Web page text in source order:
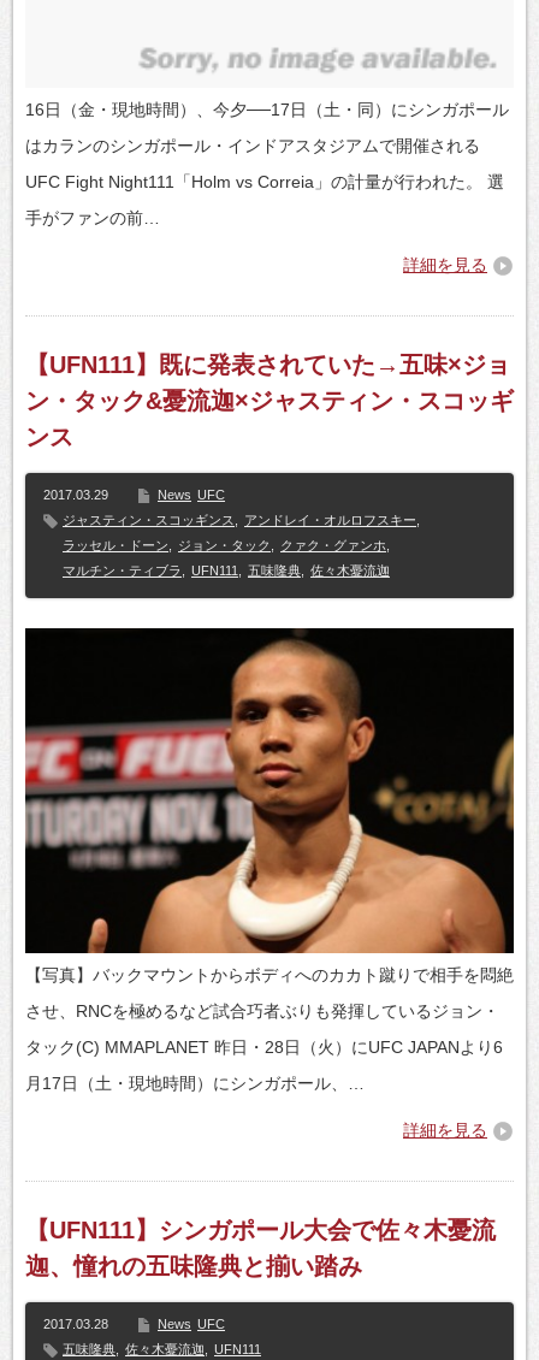
16日（金・現地時間）、今夕──17日（土・同）にシンガポール
はカランのシンガポール・インドアスタジアムで開催される
UFC Fight Night111「Holm vs Correia」の計量が行われた。 選
手がファンの前…
詳細を見る
【UFN111】既に発表されていた→五味×ジョ
ン・タック&憂流迦×ジャスティン・スコッギ
ンス
2017.03.29 News UFC
ジャスティン・スコッギンス
アンドレイ・オルロフスキー
ラッセル・ドーン
ジョン・タック クァク・グァンホ
マルチン・ティブラ
UFN111 五味隆典 佐々木憂流迦
【写真】バックマウントからボディへのカカト蹴りで相手を悶絶
させ、RNCを極めるなど試合巧者ぶりも発揮しているジョン・
タック(C) MMAPLANET 昨日・28日（火）にUFC JAPANより6
月17日（土・現地時間）にシンガポール、…
詳細を見る
【UFN111】シンガポール大会で佐々木憂流
迦、憧れの五味隆典と揃い踏み
2017.03.28 News UFC
五味隆典
佐々木憂流迦 UFN111